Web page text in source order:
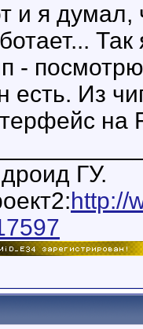
и я думал,
-
есть. Из
на
ГУ.
http://